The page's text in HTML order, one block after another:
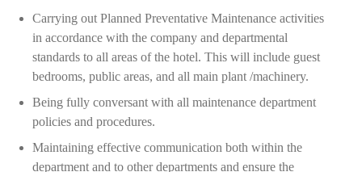
Carrying out Planned Preventative Maintenance activities
in accordance with the company and departmental
standards to all areas of the hotel. This will include guest
bedrooms, public areas, and all main plant /machinery.
Being fully conversant with all maintenance department
policies and procedures.
Maintaining effective communication both within the
department and to other departments and ensure the